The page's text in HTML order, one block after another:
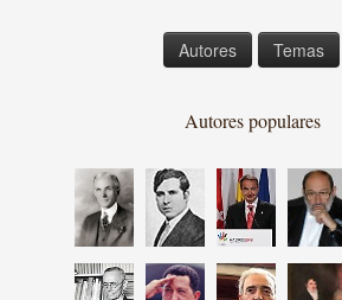
Autores Temas
Autores populares